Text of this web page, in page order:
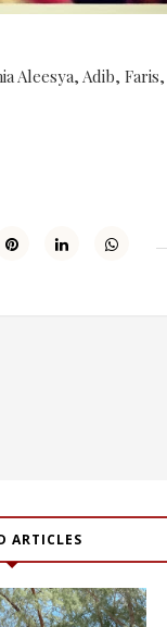
Aleesya, Adib,
ARTICLES